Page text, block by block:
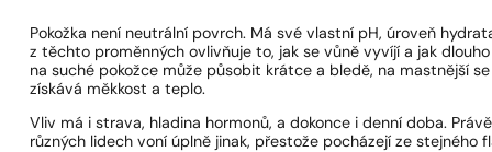
Pokožka není neutrální povrch. Má své vlastní pH, úroveň
z těchto proměnných ovlivňuje to, jak se vůně vyvíjí a jak
na suché pokožce může působit krátce a bledě, na mastnější
získává měkkost a teplo.
Vliv má i strava, hladina hormonů, a dokonce i denní doba.
různých lidech voní úplně jinak, přestože pocházejí ze stejného